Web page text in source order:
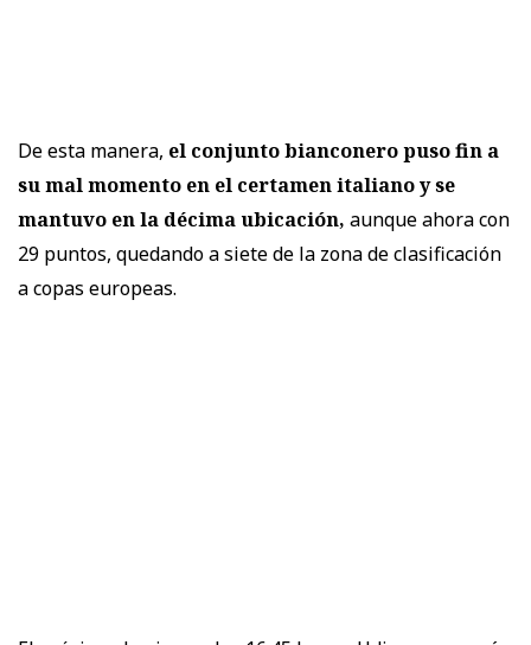
De esta manera, el conjunto bianconero puso fin a
su mal momento en el certamen italiano y se
mantuvo en la décima ubicación, aunque ahora con
29 puntos, quedando a siete de la zona de clasificación
a copas europeas.